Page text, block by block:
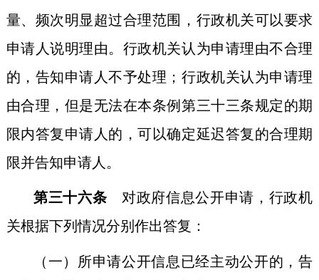
量、频次明显超过合理范围，行政机关可以要求
申请人说明理由。行政机关认为申请理由不合理
的，告知申请人不予处理；行政机关认为申请理
由合理，但是无法在本条例第三十三条规定的期
限内答复申请人的，可以确定延迟答复的合理期
限并告知申请人。
第三十六条 对政府信息公开申请，行政机
关根据下列情况分别作出答复：
（一）所申请公开信息已经主动公开的，告